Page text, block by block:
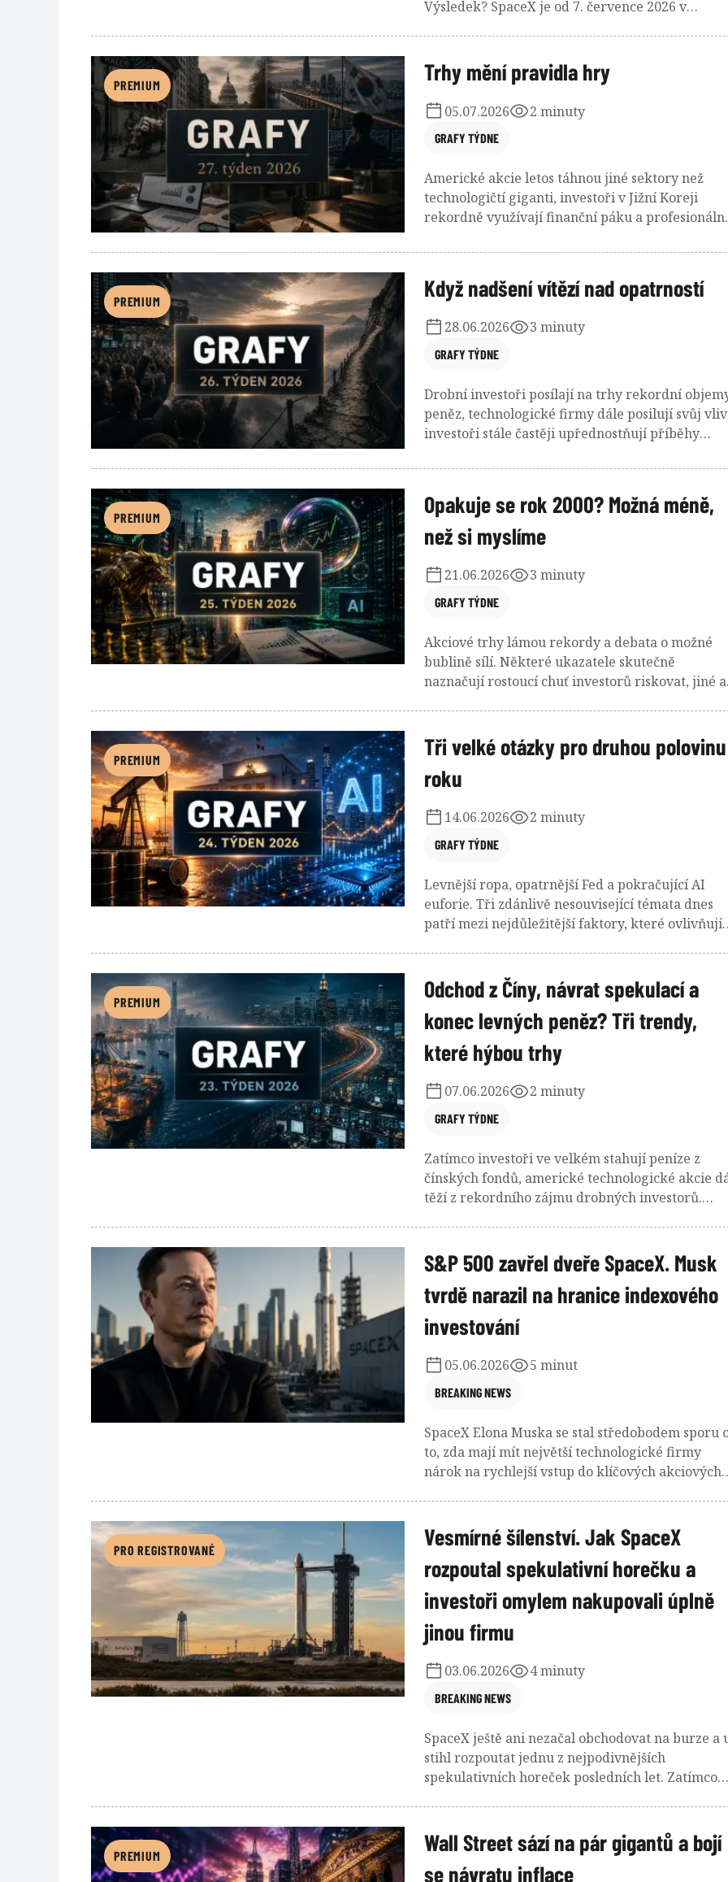
Výsledek? SpaceX je od 7. července 2026 v
FTSE hledaly cestu, jak firmu co nejrychleji
zařadit, správce indexu S&P 500 jako jediný
pravidla platí pro všechny stejně.
PREMIUM Trhy mění pravidla hry
GRAFY TÝDNE
05.07.2026 2 minuty
Americké akcie letos táhnou jiné sektory než
technologičtí giganti, investoři v Jižní Koreji
rekordně využívají finanční páku a profesionální
především jako pomocníka při analýzách,
ukazují, že pod povrchem finančních trhů
probíhají změny, které stojí za pozornost.
PREMIUM Když nadšení vítězí nad opatrností
GRAFY TÝDNE
28.06.2026 3 minuty
Drobní investoři posílají na trhy rekordní
peněz, technologické firmy dále posilují svůj
investoři stále častěji upřednostňují příběhy
ziskovostí firem. Data z posledních měsíců
ukazují, že chuť podstupovat riziko zůstává
mimořádně vysoká. Nemusí tomu ale tak být
napořád.
PREMIUM
Opakuje se rok 2000? Možná méně,
než si myslíme
GRAFY TÝDNE
21.06.2026 3 minuty
Akciové trhy lámou rekordy a debata o možné
bublině sílí. Některé ukazatele skutečně
naznačují rostoucí chuť investorů riskovat, jiné
dnešní technologičtí giganti za sebou mají i
mimořádný růst skutečných zisků. Jsou tedy trhy
nebezpečně přehřáté, nebo jen odrážejí novou
inteligencí?
PREMIUM
Tři velké otázky pro druhou polovinu
roku
GRAFY TÝDNE
14.06.2026 2 minuty
Levnější ropa, opatrnější Fed a pokračující AI
euforie. Tři zdánlivě nesouvisející témata dnes
patří mezi nejdůležitější faktory, které ovlivňují
PREMIUM
Odchod z Číny, návrat spekulací a
konec levných peněz? Tři trendy,
které hýbou trhy
GRAFY TÝDNE
07.06.2026 2 minuty
Zatímco investoři ve velkém stahují peníze z
čínských fondů, americké technologické akcie
těží z rekordního zájmu drobných investorů.
nutí centrální banky k opatrnějšímu přístupu.
S&P 500 zavřel dveře SpaceX. Musk
tvrdě narazil na hranice indexového
investování
BREAKING NEWS
05.06.2026 5 minut
SpaceX Elona Muska se stal středobodem sporu
to, zda mají mít největší technologické firmy
nárok na rychlejší vstup do klíčových akciových
jen prestižní indexy, ale potenciálně stovky
miliard dolarů pasivního kapitálu.
PRO REGISTROVANÉ
Vesmírné šílenství. Jak SpaceX
rozpoutal spekulativní horečku a
investoři omylem nakupovali úplně
jinou firmu
BREAKING NEWS
03.06.2026 4 minuty
SpaceX ještě ani nezačal obchodovat na burze a
stihl rozpoutat jednu z nejpodivnějších
spekulativních horeček posledních let. Zatímco
úplně jiné společnosti, kterou se SpaceX spojuje
snad jen podobný ticker a slovo „vesmír“ v
příběhu. Výsledkem byl růst o stovky procent,
PREMIUM
Wall Street sází na pár gigantů a bojí
se návratu inflace